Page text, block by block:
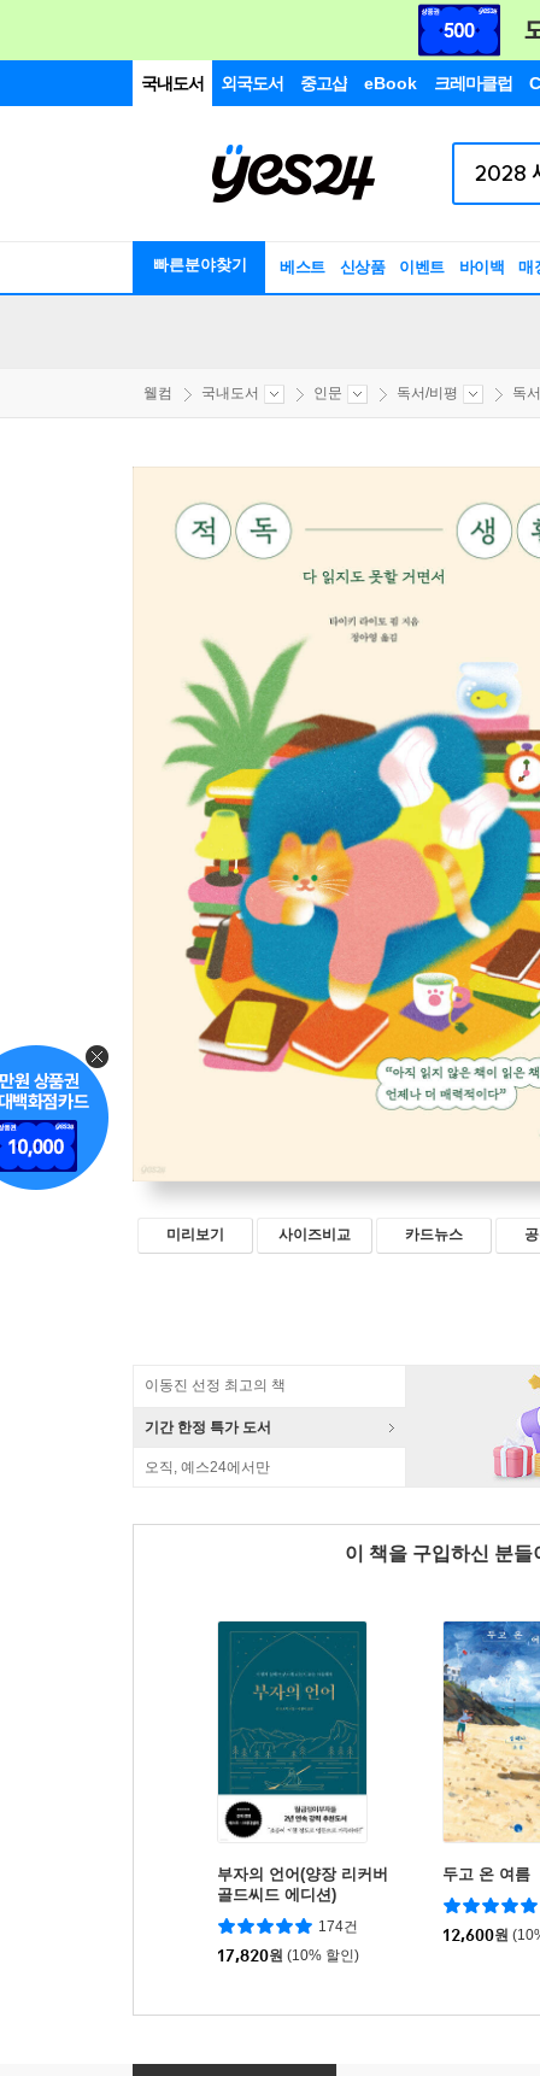
국내도서 외국도서 중고샵 eBook 크레마클럽
빠른분야찾기 베스트 신상품 이벤트 바이백 매
웰컴 국내도서 인문 독서/비평 독
미리보기 사이즈비교 카드뉴스
이동진 선정 최고의 책
기간 한정 특가 도서
오직, 예스24에서만
이 책을 구입하신 분
부자의 언어(양장 리커버
골드씨드 에디션)
174건
17,820원 (10% 할인)
두고 온 여름
12,600원